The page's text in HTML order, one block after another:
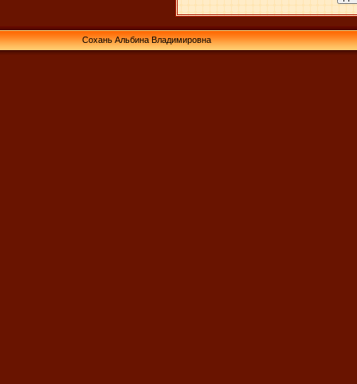
Сохань Альбина Владимировна